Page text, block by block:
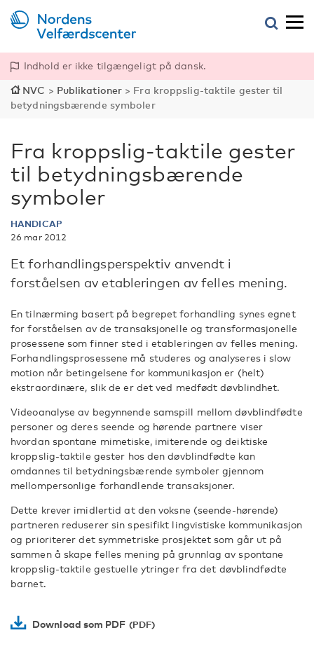
Indhold er ikke tilgængeligt på dansk.
NVC > Publikationer > Fra kroppslig-taktile gester til
betydningsbærende symboler
Fra kroppslig-taktile gester
til betydningsbærende
symboler
HANDICAP
26 mar 2012
Et forhandlingsperspektiv anvendt i
forståelsen av etableringen av felles mening.
En tilnærming basert på begrepet forhandling synes egnet
for forståelsen av de transaksjonelle og transformasjonelle
prosessene som finner sted i etableringen av felles mening.
Forhandlingsprosessene må studeres og analyseres i slow
motion når betingelsene for kommunikasjon er (helt)
ekstraordinære, slik de er det ved medfødt døvblindhet.
Videoanalyse av begynnende samspill mellom døvblindfødte
personer og deres seende og hørende partnere viser
hvordan spontane mimetiske, imiterende og deiktiske
kroppslig-taktile gester hos den døvblindfødte kan
omdannes til betydningsbærende symboler gjennom
mellompersonlige forhandlende transaksjoner.
Dette krever imidlertid at den voksne (seende-hørende)
partneren reduserer sin spesifikt lingvistiske kommunikasjon
og prioriterer det symmetriske prosjektet som går ut på
sammen å skape felles mening på grunnlag av spontane
kroppslig-taktile gestuelle ytringer fra det døvblindfødte
barnet.
Download som PDF